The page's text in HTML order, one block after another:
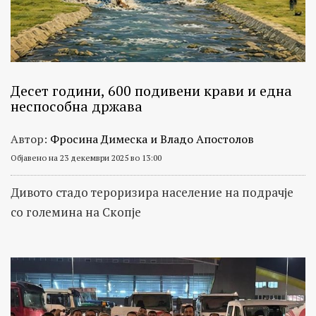
на
теми
како
транспарентност
на
институции,
мито,
корупција
и
криминал,
следење
на
патот
Десет години, 600 подивени крави и една
неспособна држава
Автор: Фросина Димеска и Владо Апостолов
Објавено на 23 декември 2025 во 13:00
Дивото стадо тероризира население на подрачје
со големина на Скопје